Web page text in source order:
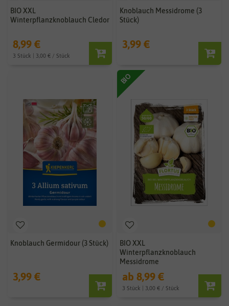
BIO XXL
Winterpflanzknoblauch Cledor
8,99 €
3 Stück | 3,00 € / Stück
Knoblauch Messidrome (3
Stück)
3,99 €
Knoblauch Germidour (3 Stück)
3,99 €
BIO
BIO XXL
Winterpflanzknoblauch
Messidrome
ab 8,99 €
3 Stück | 3,00 € / Stück